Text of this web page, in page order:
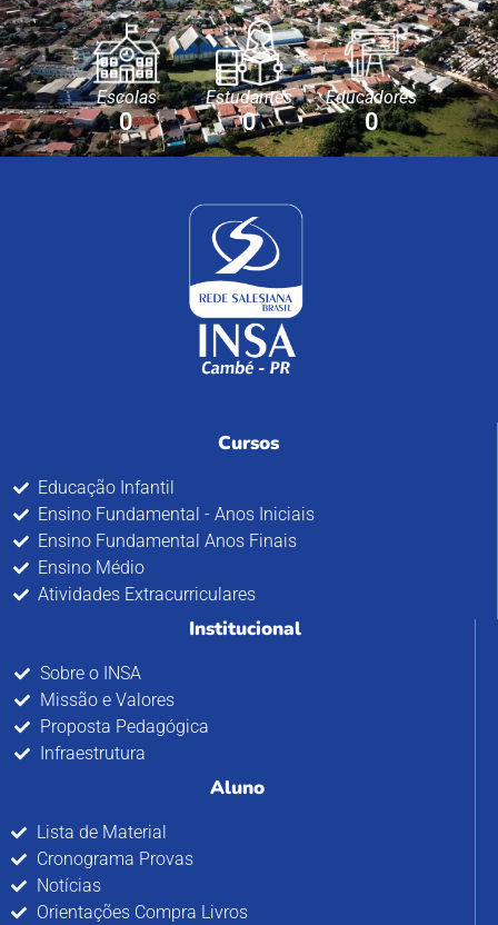
Escolas
0
Estudantes
0
Educadores
0
Cursos
Educação Infantil
Ensino Fundamental - Anos Iniciais
Ensino Fundamental Anos Finais
Ensino Médio
Atividades Extracurriculares
Institucional
Sobre o INSA
Missão e Valores
Proposta Pedagógica
Infraestrutura
Aluno
Lista de Material
Cronograma Provas
Notícias
Orientações Compra Livros